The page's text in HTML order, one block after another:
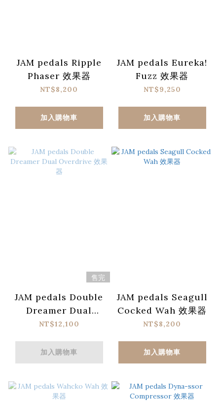
JAM pedals Ripple
Phaser 效果器
NT$8,200
加入購物車
JAM pedals Eureka!
Fuzz 效果器
NT$9,250
加入購物車
售完
JAM pedals Double
Dreamer Dual
Overdrive 效果器
NT$12,100
加入購物車
JAM pedals Seagull
Cocked Wah 效果器
NT$8,200
加入購物車